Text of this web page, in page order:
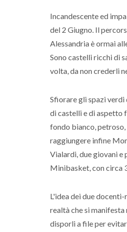
Incandescente ed
del 2 Giugno. Il
Alessandria è ormai
Sono castelli ricchi di
volta, da non crederli
Sfiorare gli spazi verdi
di castelli e di aspetto
fondo bianco,
raggiungere infine
Vialardi, due giovani
Minibasket, con circa
L'idea dei due
realtà che si
disporli a file per